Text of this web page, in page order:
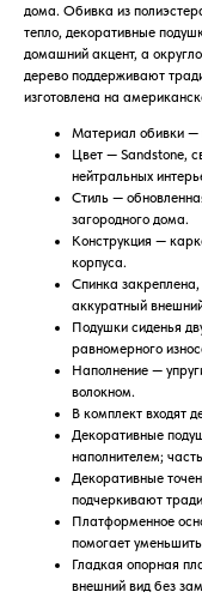
дома. Обивка из
тепло, декоративные
домашний акцент, а
дерево поддерживают
изготовлена на
Материал обивки —
Цвет — Sandstone,
нейтральных
Стиль —
загородного дома.
Конструкция —
корпуса.
Спинка
аккуратный
Подушки сиденья
равномерного
Наполнение —
волокном.
В комплект входят
Декоративные
наполнителем;
Декоративные
подчеркивают
Платформенное
помогает
Гладкая опорная
внешний вид без